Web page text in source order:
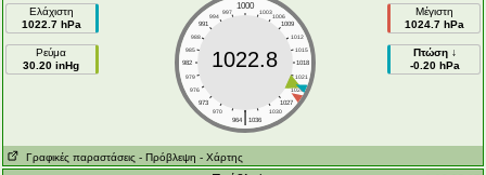
Ελάχιστη
1022.7 hPa
Ρεύμα
30.20 inHg
1000
997 1003
994
1006
991
1009
988
1012
985
1015
982
1018
979
1021
976
1024
973
1027
970
1030
|
964 1036
1022.8
Μέγιστη
1024.7 hPa
Πτώση ↓
-0.20 hPa
Γραφικές παραστάσεις - Πρόβλεψη - Χάρτης